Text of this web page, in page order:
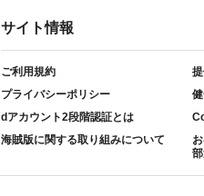
サイト情報
ご利用規約
プライバシーポリシー
dアカウント2段階認証とは
海賊版に関する取り組みについて